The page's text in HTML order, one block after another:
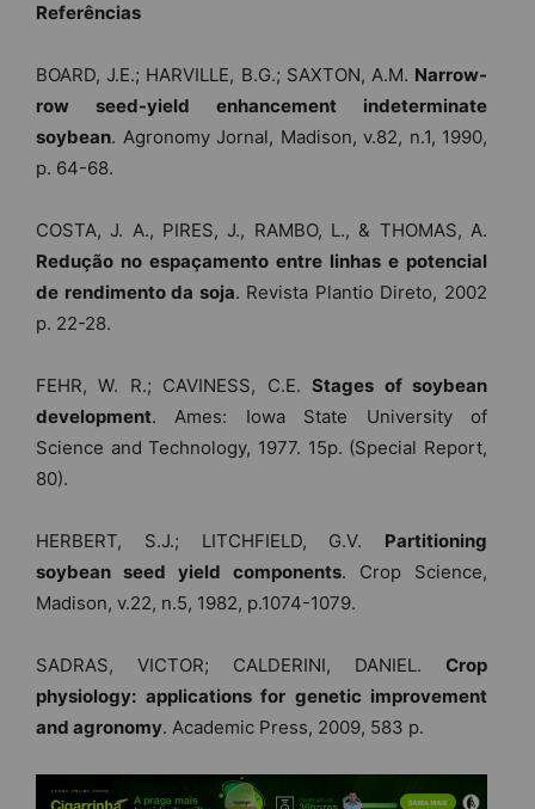
Referências
BOARD, J.E.; HARVILLE, B.G.; SAXTON, A.M. Narrow-
row seed-yield enhancement indeterminate
soybean. Agronomy Jornal, Madison, v.82, n.1, 1990,
p. 64-68.
COSTA, J. A., PIRES, J., RAMBO, L., & THOMAS, A.
Redução no espaçamento entre linhas e potencial
de rendimento da soja. Revista Plantio Direto, 2002
p. 22-28.
FEHR, W. R.; CAVINESS, C.E.Stages of soybean
development. Ames: Iowa State University of
Science and Technology, 1977. 15p. (Special Report,
80).
HERBERT, S.J.; LITCHFIELD, G.V. Partitioning
soybean seed yield components. Crop Science,
Madison, v.22, n.5, 1982, p.1074-1079.
SADRAS, VICTOR; CALDERINI, DANIEL. Crop
physiology: applications for genetic improvement
and agronomy. Academic Press, 2009, 583 p.